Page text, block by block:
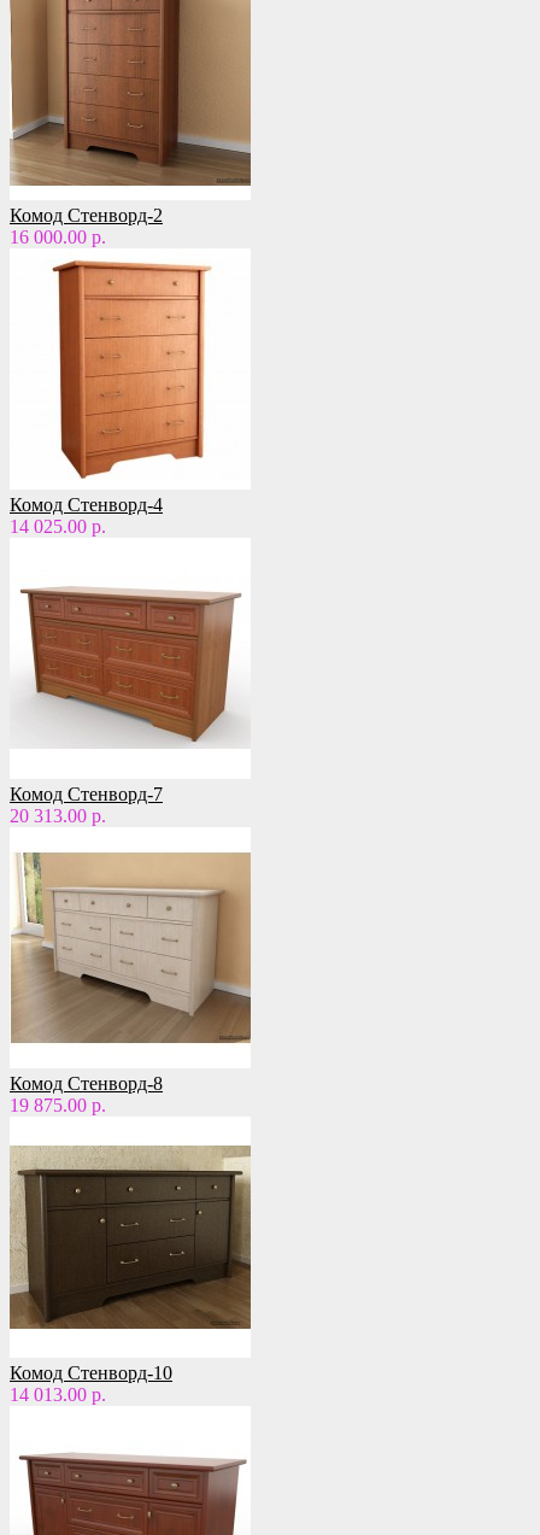
Комод Стенворд-2
16 000.00 р.
Комод Стенворд-4
14 025.00 р.
Комод Стенворд-7
20 313.00 р.
Комод Стенворд-8
19 875.00 р.
Комод Стенворд-10
14 013.00 р.